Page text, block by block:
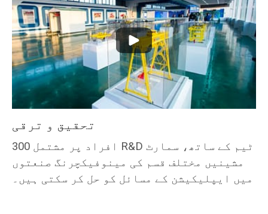
تحقیق و ترقی
300 افراد پر مشتمل R&D ٹیم کے ساتھ، سمارٹ
مشینیں مختلف قسم کی مینوفیکچرنگ صنعتوں
میں ایپلیکیشن کے مسائل کو حل کر سکتی ہیں۔